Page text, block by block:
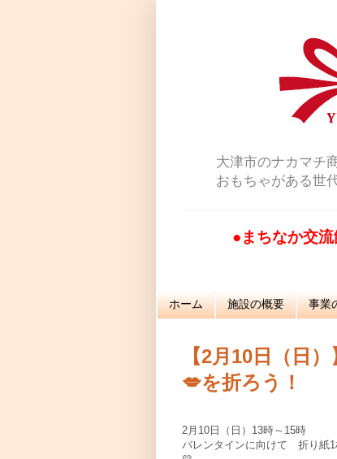
大津市のナカマチ
おもちゃがある世
●まちなか交
ホーム 施設の概要 事業
【2月10日（日
💋を折ろう！
2月10日（日）13時～15時
バレンタインに向けて 折り紙1